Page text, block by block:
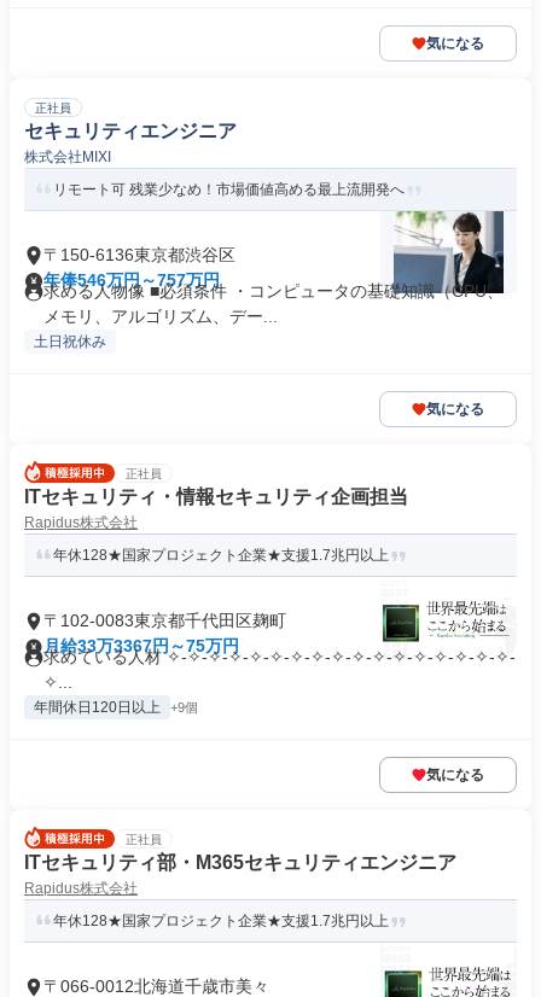
気になる
正社員
セキュリティエンジニア
株式会社MIXI
リモート可 残業少なめ！市場価値高める最上流開発へ
〒150-6136東京都渋谷区
年俸546万円～757万円
求める人物像 ■必須条件 ・コンピュータの基礎知識（CPU、
メモリ、アルゴリズム、デー...
土日祝休み
気になる
正社員
ITセキュリティ・情報セキュリティ企画担当
Rapidus株式会社
年休128★国家プロジェクト企業★支援1.7兆円以上
〒102-0083東京都千代田区麹町
月給33万3367円～75万円
求めている人材 ✧-✧-✧-✧-✧-✧-✧-✧-✧-✧-✧-✧-✧-✧-✧-✧-✧-
✧...
年間休日120日以上 +9個
気になる
正社員
ITセキュリティ部・M365セキュリティエンジニア
Rapidus株式会社
年休128★国家プロジェクト企業★支援1.7兆円以上
〒066-0012北海道千歳市美々